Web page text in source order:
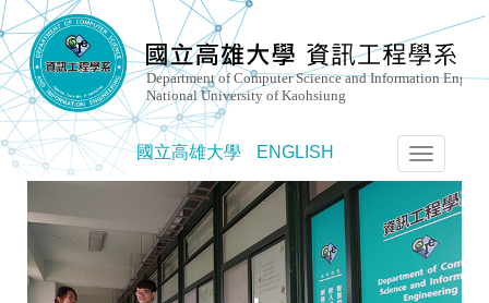
國立高雄大學 ENGLISH
選
單
切
換